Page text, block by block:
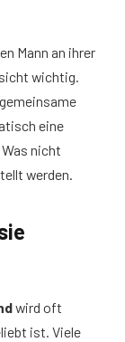
Mann an ihrer
wichtig.
eine
nicht
werden.
wird oft
ist. Viele